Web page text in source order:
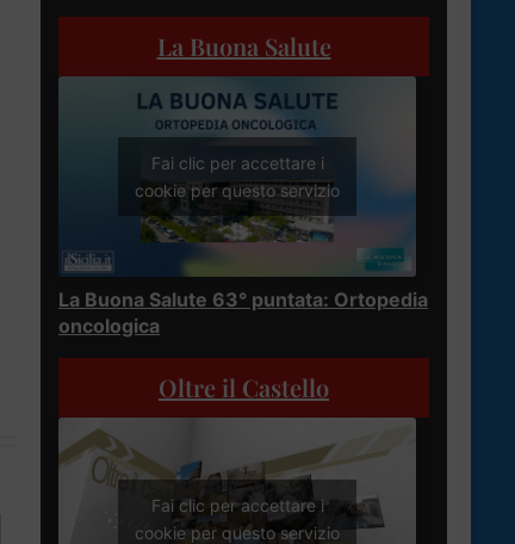
La Buona Salute
Fai clic per accettare i
cookie per questo servizio
La Buona Salute 63° puntata: Ortopedia
oncologica
Oltre il Castello
Fai clic per accettare i
cookie per questo servizio